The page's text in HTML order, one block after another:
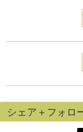
シェア＋フォロ